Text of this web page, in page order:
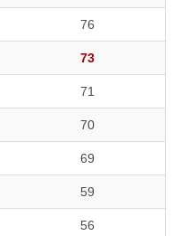
76
73
71
70
69
59
56